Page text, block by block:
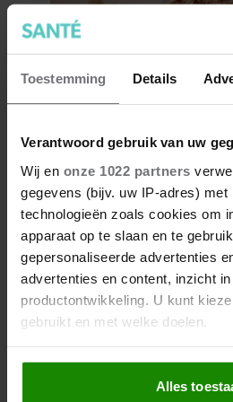
Toestemming Details
Verantwoord gebruik van uw
Wij en onze 1022 partners
gegevens (bijv. uw IP-adres) met
technologieën zoals cookies om
apparaat op te slaan en te
gepersonaliseerde advertenties
advertenties en content, inzicht
productontwikkeling. U kunt
gebruikt en met welke doelen.
Als u het toestaat, willen we ook
Informatie verzamelen
Alles
Waarschuwing:
notenpasta niet als
hebt